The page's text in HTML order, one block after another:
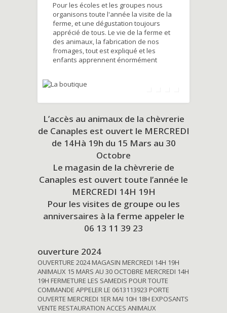
Pour les écoles et les groupes nous
organisons toute l'année la visite de la
ferme, et une dégustation toujours
apprécié de tous. Le vie de la ferme et
des animaux, la fabrication de nos
fromages, tout est expliqué et les
enfants apprennent énormément
L’accès au animaux de la chèvrerie
de Canaples est ouvert le MERCREDI
de 14Hà 19h du 15 Mars au 30
Octobre
Le magasin de la chèvrerie de
Canaples est ouvert toute l’année le
MERCREDI 14H 19H
Pour les visites de groupe ou les
anniversaires à la ferme appeler le
06 13 11 39 23
ouverture 2024
OUVERTURE 2024 MAGASIN MERCREDI 14H 19H
ANIMAUX 15 MARS AU 30 OCTOBRE MERCREDI 14H
19H FERMETURE LES SAMEDIS POUR TOUTE
COMMANDE APPELER LE 0613113923 PORTE
OUVERTE MERCREDI 1ER MAI 10H 18H EXPOSANTS
VENTE RESTAURATION ACCES ANIMAUX